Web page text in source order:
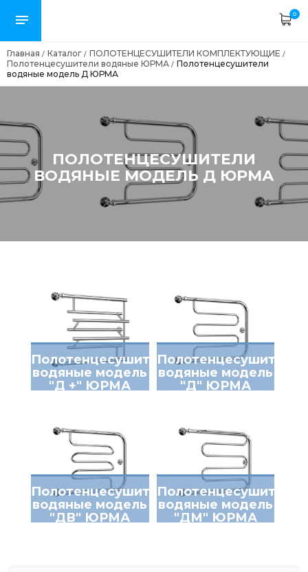
0
Главная / Каталог / ПОЛОТЕНЦЕСУШИТЕЛИ КОМПЛЕКТУЮЩИЕ /
Полотенцесушители водяные ЮРМА / Полотенцесушители
водяные модель Д ЮРМА
ПОЛОТЕНЦЕСУШИТЕЛИ
ВОДЯНЫЕ МОДЕЛЬ Д ЮРМА
Полотенцесушители
водяные модель
"Д +" ЮРМА
Полотенцесушители
водяные модель
"Д" ЮРМА
Полотенцесушители
водяные модель
"ДВ" ЮРМА
Полотенцесушители
водяные модель
"ДМ" ЮРМА